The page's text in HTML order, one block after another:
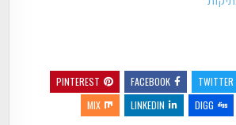
TWITTER
FACEBOOK
PINTEREST
DIGG
LINKEDIN
MIX